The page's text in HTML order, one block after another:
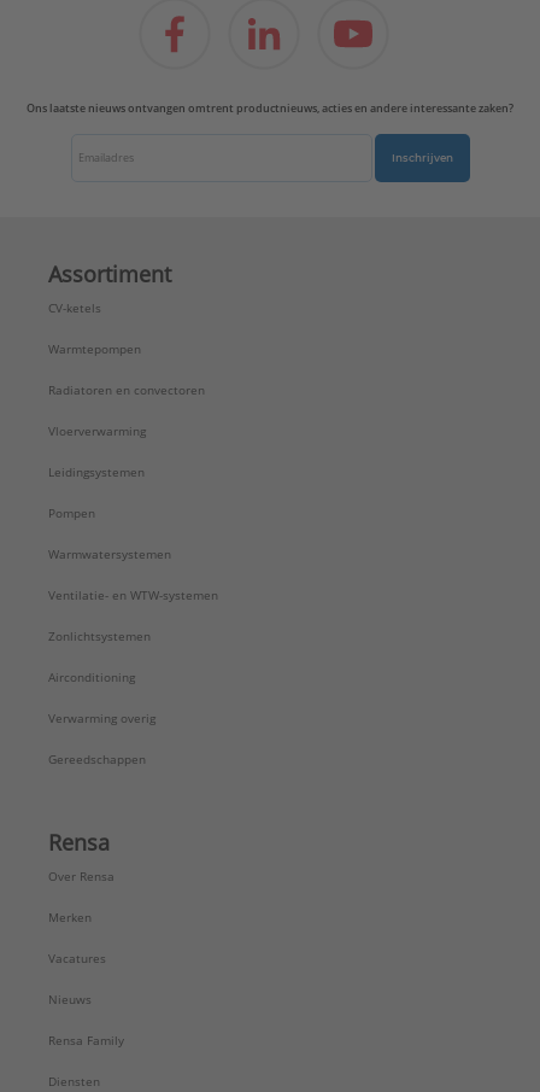
Ons laatste nieuws ontvangen omtrent productnieuws, acties en andere interessante zaken?
Inschrijven
Assortiment
CV-ketels
Warmtepompen
Radiatoren en convectoren
Vloerverwarming
Leidingsystemen
Pompen
Warmwatersystemen
Ventilatie- en WTW-systemen
Zonlichtsystemen
Airconditioning
Verwarming overig
Gereedschappen
Rensa
Over Rensa
Merken
Vacatures
Nieuws
Rensa Family
Diensten